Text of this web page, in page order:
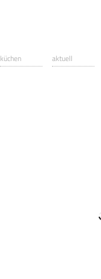
küchen aktuell